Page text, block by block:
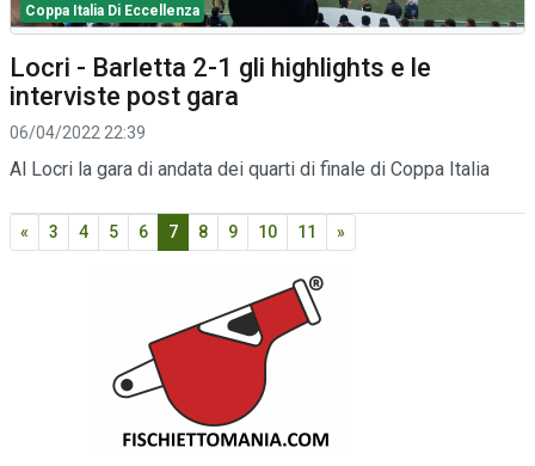
Coppa Italia Di Eccellenza
Locri - Barletta 2-1 gli highlights e le
interviste post gara
06/04/2022 22:39
Al Locri la gara di andata dei quarti di finale di Coppa Italia
« 3 4 5 6 7 8 9 10 11 »